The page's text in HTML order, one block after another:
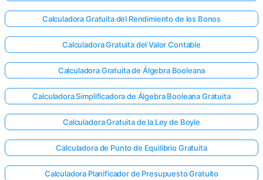
Calculadora Gratuita del Rendimiento de los Bonos
Calculadora Gratuita del Valor Contable
Calculadora Gratuita de Álgebra Booleana
Calculadora Simplificadora de Álgebra Booleana Gratuita
Calculadora Gratuita de la Ley de Boyle
Calculadora de Punto de Equilibrio Gratuita
Calculadora Planificador de Presupuesto Gratuito